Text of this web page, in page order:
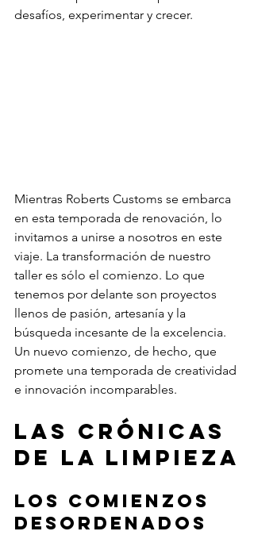
desafíos, experimentar y crecer.
Mientras Roberts Customs se embarca
en esta temporada de renovación, lo
invitamos a unirse a nosotros en este
viaje. La transformación de nuestro
taller es sólo el comienzo. Lo que
tenemos por delante son proyectos
llenos de pasión, artesanía y la
búsqueda incesante de la excelencia.
Un nuevo comienzo, de hecho, que
promete una temporada de creatividad
e innovación incomparables.
Las crónicas
de la limpieza
Los comienzos
desordenados